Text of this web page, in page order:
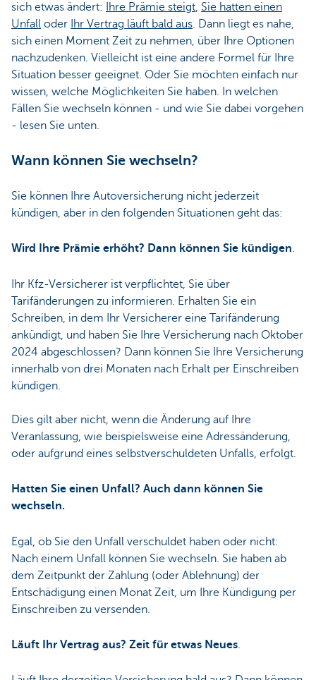
sich etwas ändert:
Ihre Prämie steigt, Sie hatten einen
Unfall oder Ihr Vertrag läuft bald aus. Dann liegt es nahe,
sich einen Moment Zeit zu nehmen, über Ihre Optionen
nachzudenken. Vielleicht ist eine andere Formel für Ihre
Situation besser geeignet. Oder Sie möchten einfach nur
wissen, welche Möglichkeiten Sie haben. In welchen
Fällen Sie wechseln können - und wie Sie dabei vorgehen
- lesen Sie unten.
Wann können Sie wechseln?
Sie können Ihre Autoversicherung nicht jederzeit
kündigen, aber in den folgenden Situationen geht das:
Wird Ihre Prämie erhöht? Dann können Sie kündigen.
Ihr Kfz-Versicherer ist verpflichtet, Sie über
Tarifänderungen zu informieren. Erhalten Sie ein
Schreiben, in dem Ihr Versicherer eine Tarifänderung
ankündigt, und haben Sie Ihre Versicherung nach Oktober
2024 abgeschlossen? Dann können Sie Ihre Versicherung
innerhalb von drei Monaten nach Erhalt per Einschreiben
kündigen.
Dies gilt aber nicht, wenn die Änderung auf Ihre
Veranlassung, wie beispielsweise eine Adressänderung,
oder aufgrund eines selbstverschuldeten Unfalls, erfolgt.
Hatten Sie einen Unfall? Auch dann können Sie
wechseln.
Egal, ob Sie den Unfall verschuldet haben oder nicht:
Nach einem Unfall können Sie wechseln. Sie haben ab
dem Zeitpunkt der Zahlung (oder Ablehnung) der
Entschädigung einen Monat Zeit, um Ihre Kündigung per
Einschreiben zu versenden.
Läuft Ihr Vertrag aus? Zeit für etwas Neues.